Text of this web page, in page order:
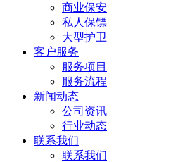
商业保安
私人保镖
大型护卫
客户服务
服务项目
服务流程
新闻动态
公司资讯
行业动态
联系我们
联系我们